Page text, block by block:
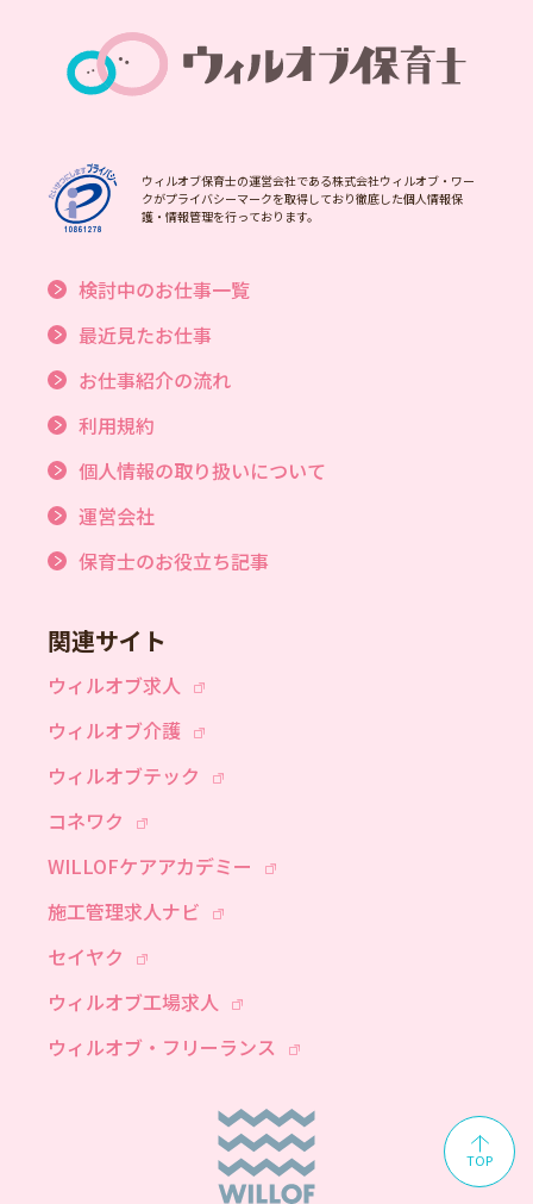
TOP
ウィルオブ保育士の運営会社である株式会社ウィルオブ・ワー
クがプライバシーマークを取得しており徹底した個人情報保
護・情報管理を行っております。
検討中のお仕事一覧
最近見たお仕事
お仕事紹介の流れ
利用規約
個人情報の取り扱いについて
運営会社
保育士のお役立ち記事
関連サイト
ウィルオブ求人
ウィルオブ介護
ウィルオブテック
コネワク
WILLOFケアアカデミー
施工管理求人ナビ
セイヤク
ウィルオブ工場求人
ウィルオブ・フリーランス